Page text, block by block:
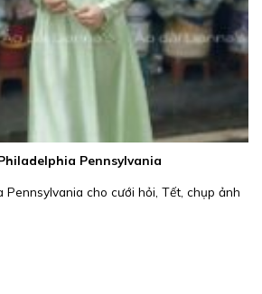
Pennsylvania
Pennsylvania cho cưới hỏi, Tết, chụp ảnh